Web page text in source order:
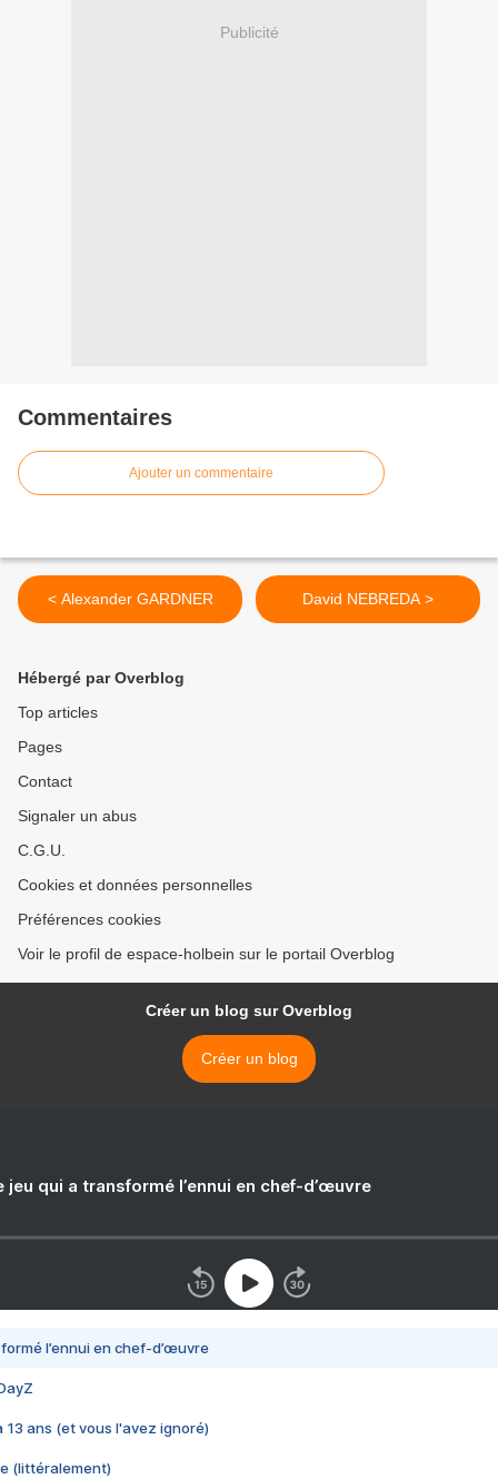
Publicité
Commentaires
Ajouter un commentaire
< Alexander GARDNER David NEBREDA >
Hébergé par Overblog
Top articles
Pages
Contact
Signaler un abus
C.G.U.
Cookies et données personnelles
Préférences cookies
Voir le profil de espace-holbein sur le portail Overblog
Créer un blog sur Overblog
Créer un blog
jeu qui a transformé l’ennui en chef-d’œuvre
l’ennui en chef-d’œuvre
13 ans (et vous l'avez ignoré)
(littéralement)